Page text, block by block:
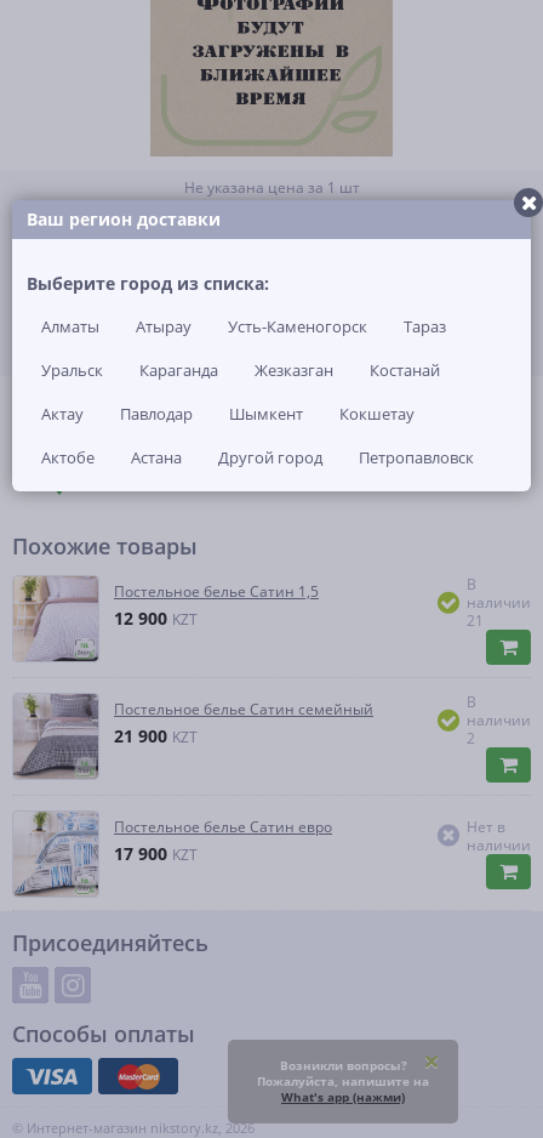
Не указана цена за 1 шт
ОТЗЫВЫ И ВОПРОСЫ НАЛИЧИЕ В МАГАЗИНАХ
Похожие товары
Постельное белье Сатин 1,5
12 900 KZT
В
наличии
21
Постельное белье Сатин семейный
21 900 KZT
В
наличии
2
Постельное белье Сатин евро
17 900 KZT
Нет в
наличии
Присоединяйтесь
Способы оплаты
© Интернет-магазин nikstory.kz, 2026
Ваш регион доставки
Выберите город из списка:
Алматы Атырау Усть-Каменогорск
Тараз
Уральск
Караганда Жезказган
Костанай
Актау
Павлодар Шымкент
Кокшетау
Актобе
Астана Другой город Петропавловск
Возникли вопросы?
Пожалуйста, напишите на
What's app (нажми)